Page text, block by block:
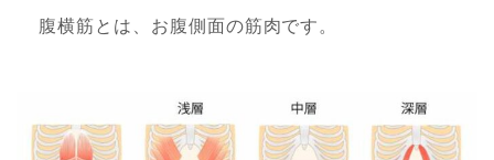
腹横筋とは、お腹側面の筋肉です。